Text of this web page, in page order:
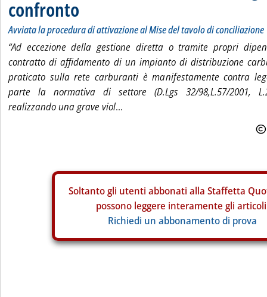
confronto
Avviata la procedura di attivazione al Mise del tavolo di conciliazione
“Ad eccezione della gestione diretta o tramite propri
contratto di affidamento di un impianto di distribuzione
praticato sulla rete carburanti è manifestamente contra
parte la normativa di settore (D.Lgs 32/98,L.57/2001,
realizzando una grave viol...
Soltanto gli utenti abbonati alla Staffetta
possono leggere interamente gli
Richiedi un abbonamento di prova